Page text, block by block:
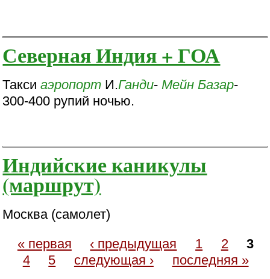
Северная Индия + ГОА
Таксиаэропорт И.Ганди-Мейн Базар-
300-400 рупий ночью.
Индийские каникулы
(маршрут)
Москва (самолет)
« первая
‹ предыдущая 1 2
3
4
5 следующая › последняя »